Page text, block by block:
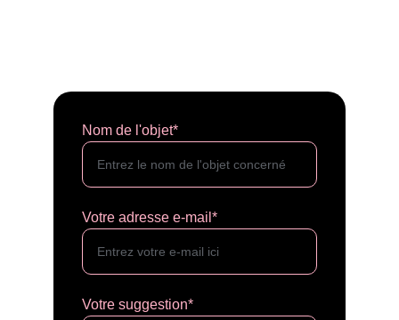
Nom de l'objet*
Votre adresse e-mail*
Votre suggestion*